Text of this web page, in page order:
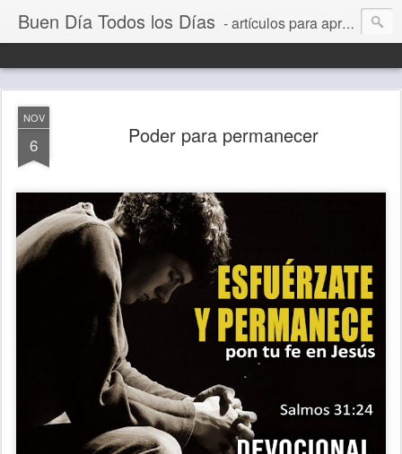
Buen Día Todos los Días - artículos para aprender a vivir mejor, un día a la vez. Por Juan C Quintero
NOV
6 Poder para permanecer